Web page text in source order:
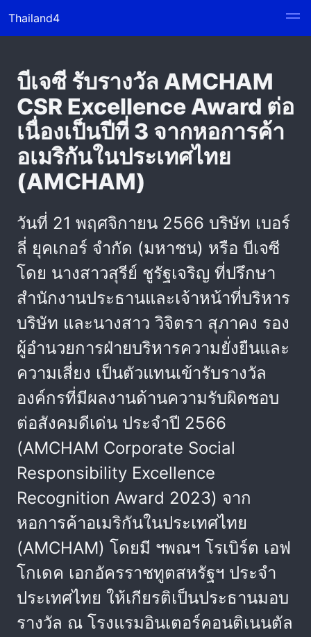
Thailand4
บีเจซี รับรางวัล AMCHAM
CSR Excellence Award ต่อ
เนื่องเป็นปีที่ 3 จากหอการค้า
อเมริกันในประเทศไทย
(AMCHAM)
วันที่ 21 พฤศจิกายน 2566 บริษัท เบอร์
ลี่ ยุคเกอร์ จำกัด (มหาชน) หรือ บีเจซี
โดย นางสาวสุรีย์ ชูรัฐเจริญ ที่ปรึกษา
สำนักงานประธานและเจ้าหน้าที่บริหาร
บริษัท และนางสาว วิจิตรา สุภาคง รอง
ผู้อำนวยการฝ่ายบริหารความยั่งยืนและ
ความเสี่ยง เป็นตัวแทนเข้ารับรางวัล
องค์กรที่มีผลงานด้านความรับผิดชอบ
ต่อสังคมดีเด่น ประจำปี 2566
(AMCHAM Corporate Social
Responsibility Excellence
Recognition Award 2023) จาก
หอการค้าอเมริกันในประเทศไทย
(AMCHAM) โดยมี ฯพณฯ โรเบิร์ต เอฟ
โกเดค เอกอัครราชทูตสหรัฐฯ ประจำ
ประเทศไทย ให้เกียรติเป็นประธานมอบ
รางวัล ณ โรงแรมอินเตอร์คอนติเนนตัล